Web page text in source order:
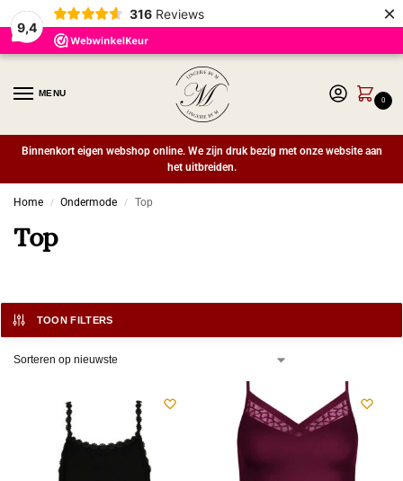
9,4
316 Reviews ×
MENU
0
Binnenkort eigen webshop online. We zijn druk bezig met onze website aan
het uitbreiden.
Home / Ondermode / Top
Top
TOON FILTERS